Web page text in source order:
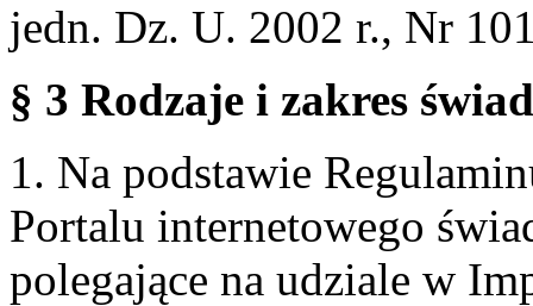
jedn. Dz. U. 2002 r., Nr
§ 3 Rodzaje i zakres
1. Na podstawie
Portalu internetowego
polegające na udziale w